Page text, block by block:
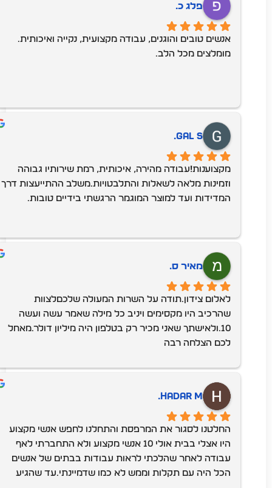
הכל בחיוך ובשרות מהיר וטוב😍
פלג כ.
אנשים טובים והוגנים, עבודה מקצועית, נקייה ואיכותית.
מומלצים מכל הלב.
Gal S.
מקצוענות!עבודה מהירה, איכותית, רמת שירותיו גבוהה
וזמינות מלאה לשאלות והתלבטויות.משלב ההתייעצות דרך
המדידות ועד למוצר המוגמר הרגשתי בידיים טובות.
מאיר ס.
לאלום צידון.תודה על השרות המעולה שלכםלצוות
שהרכיב היו מקסימים ויניב כל מילה שאמר עשה ועשה
10.ולאישתך שאני מכיר רק בטלפון היה מיליון דולר.מאחל
לכם הצלחה רבה
Hadar M.
החלטנו לסגור את המרפסת והתחלנו לחפש אנשי מקצוע
היו אצלי בבית אולי 10 אנשי מקצוע ולא התחברתי לאף
עבודה לאחר שהלכתי לראות עבודות בבתים של אנשים
הכל היה עם תקלות וממש לא כמו שדמיינתי.עד שהגיע